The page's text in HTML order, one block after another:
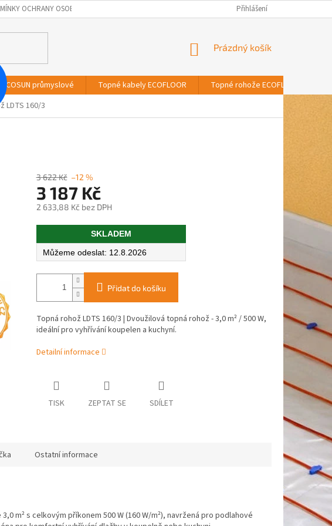
OCHRANY OSOBNÍCH ÚDAJŮ Přihlášení
NÁKUPNÍ
Prázdný košík
ECOSUN průmyslové Topné kabely ECOFLOOR Topné rohože ECOFLOOR
LDTS 160/3
3 622 Kč –12 %
3 187 Kč
2 633,88 Kč bez DPH
Měrná
SKLADEM
12.8.2026
Přidat do košíku
Topná rohož LDTS 160/3 | Dvoužilová topná rohož - 3,0 m² / 500 W,
ideální pro vyhřívání koupelen a kuchyní.
Detailní informace
TISK ZEPTAT SE SDÍLET
Ostatní informace
m² s celkovým příkonem 500 W (160 W/m²), navržená pro podlahové